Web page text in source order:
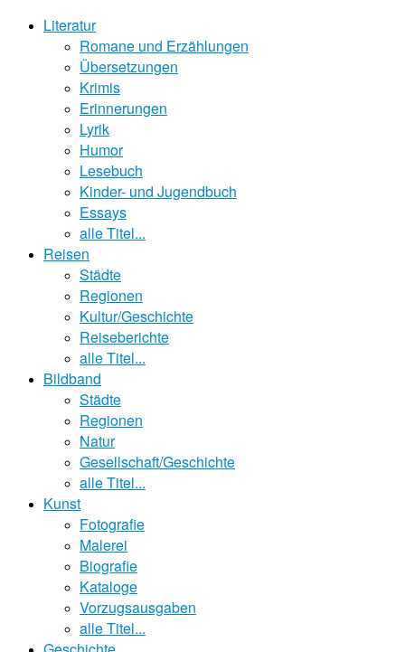
Literatur
Romane und Erzählungen
Übersetzungen
Krimis
Erinnerungen
Lyrik
Humor
Lesebuch
Kinder- und Jugendbuch
Essays
alle Titel...
Reisen
Städte
Regionen
Kultur/Geschichte
Reiseberichte
alle Titel...
Bildband
Städte
Regionen
Natur
Gesellschaft/Geschichte
alle Titel...
Kunst
Fotografie
Malerei
Biografie
Kataloge
Vorzugsausgaben
alle Titel...